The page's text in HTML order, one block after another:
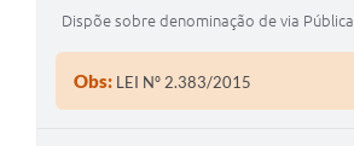
Dispõe sobre denominação de via Pública
Obs: LEI Nº 2.383/2015